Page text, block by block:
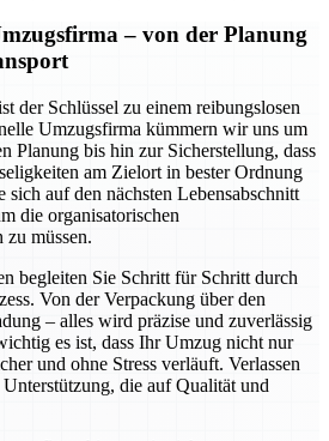
– von der Planung
der Schlüssel zu einem reibungslosen
Umzugsfirma kümmern wir uns um
Planung bis hin zur Sicherstellung, dass
am Zielort in bester Ordnung
sich auf den nächsten Lebensabschnitt
die organisatorischen
zu müssen.
begleiten Sie Schritt für Schritt durch
Von der Verpackung über den
– alles wird präzise und zuverlässig
es ist, dass Ihr Umzug nicht nur
und ohne Stress verläuft. Verlassen
die auf Qualität und